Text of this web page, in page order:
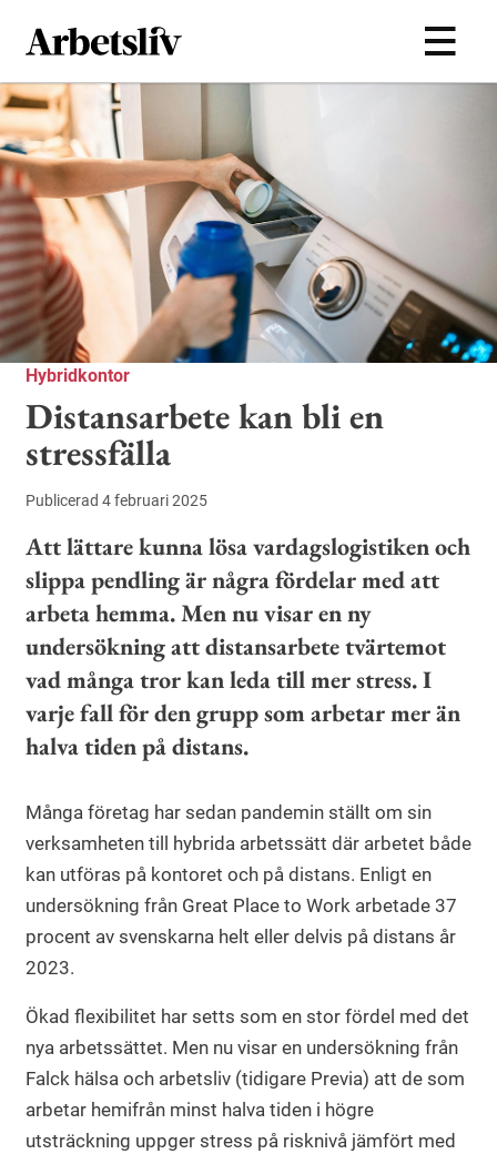
Hoppa till huvudinnehållet
Hybridkontor
Distansarbete kan bli en
stressfälla
Publicerad 4 februari 2025
Att lättare kunna lösa vardagslogistiken och
slippa pendling är några fördelar med att
arbeta hemma. Men nu visar en ny
undersökning att distansarbete tvärtemot
vad många tror kan leda till mer stress. I
varje fall för den grupp som arbetar mer än
halva tiden på distans.
Många företag har sedan pandemin ställt om sin
verksamheten till hybrida arbetssätt där arbetet både
kan utföras på kontoret och på distans. Enligt en
undersökning från Great Place to Work arbetade 37
procent av svenskarna helt eller delvis på distans år
2023.
Ökad flexibilitet har setts som en stor fördel med det
nya arbetssättet. Men nu visar en undersökning från
Falck hälsa och arbetsliv (tidigare Previa) att de som
arbetar hemifrån minst halva tiden i högre
utsträckning uppger stress på risknivå jämfört med